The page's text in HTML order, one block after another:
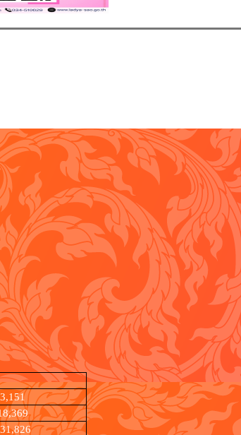
3,151